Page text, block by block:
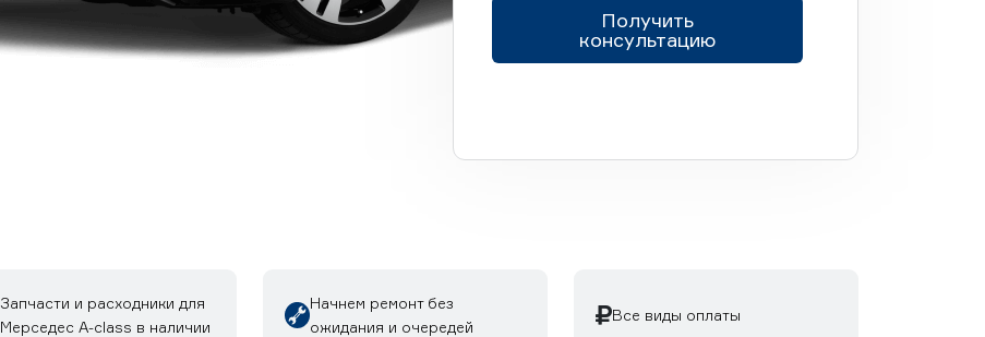
Получить
консультацию
Запчасти и расходники для
Мерседес A-class в наличии
Начнем ремонт без
ожидания и очередей
Все виды оплаты